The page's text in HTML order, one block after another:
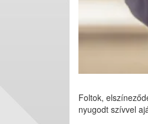
Foltok,
nyugodt szívvel